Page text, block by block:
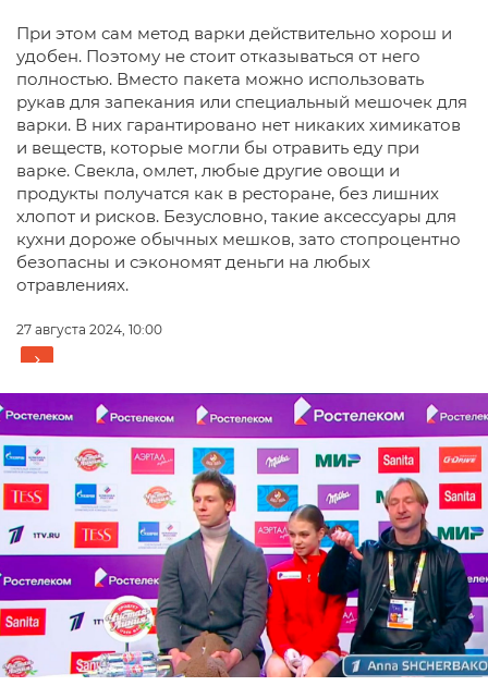
При этом сам метод варки действительно хорош и
удобен. Поэтому не стоит отказываться от него
полностью. Вместо пакета можно использовать
рукав для запекания или специальный мешочек для
варки. В них гарантировано нет никаких химикатов
и веществ, которые могли бы отравить еду при
варке. Свекла, омлет, любые другие овощи и
продукты получатся как в ресторане, без лишних
хлопот и рисков. Безусловно, такие аксессуары для
кухни дороже обычных мешков, зато стопроцентно
безопасны и сэкономят деньги на любых
отравлениях.
27 августа 2024, 10:00